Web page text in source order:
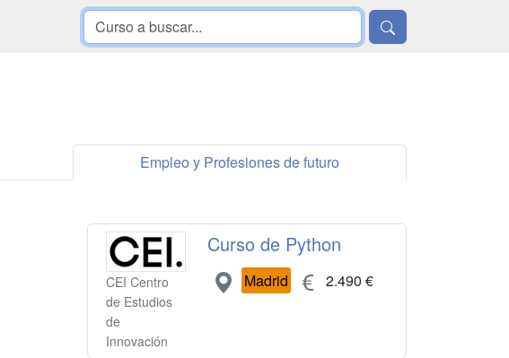
Empleo y Profesiones de futuro
CEI Centro
de Estudios
de
Innovación
Curso de Python
Madrid 2.490 €